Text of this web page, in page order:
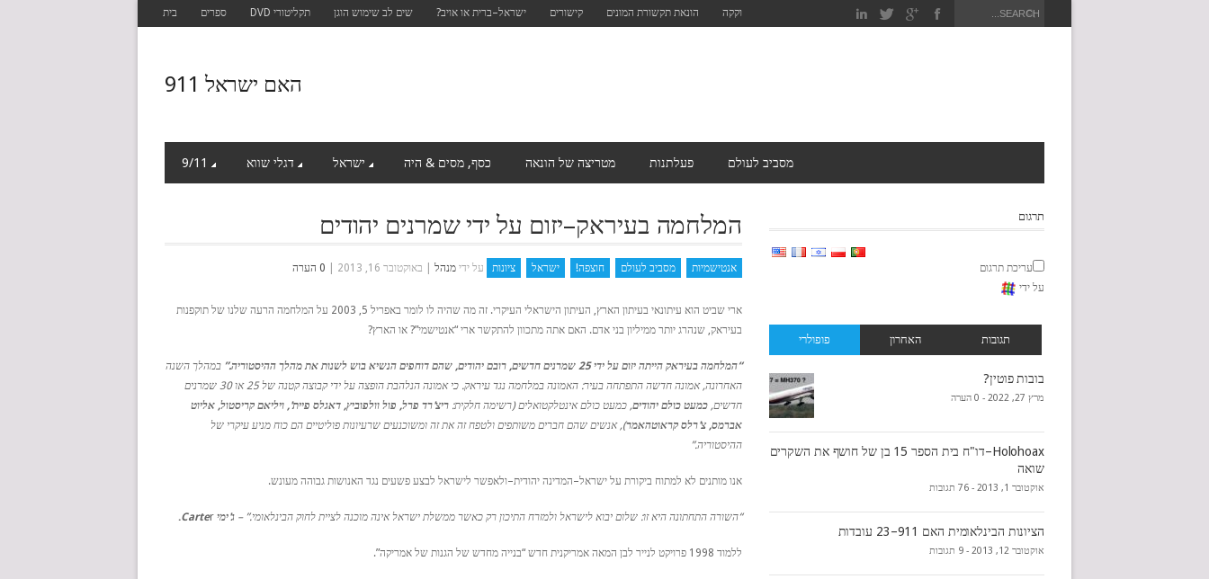
בית ספרים תקליטורי DVD שים לב שימוש הוגן ישראל–ברית או אויב? קישורים הונאת תקשורת המונים וקקה
האם ישראל 911
9/11 דגלי שווא ישראל כסף, מסים & היה מטריצה ​​של הונאה פעלתנות מסביב לעולם
המלחמה בעיראק–יזום על ידי שמרנים יהודים
על ידי מנהל באוקטובר 16, 2013 0 הערה אנטישמיות מסביב לעולם חוצפה! ישראל ציונות
ארי שביט הוא עיתונאי בעיתון הארץ, העיתון הישראלי העיקרי. זה מה שהיה לו לומר באפריל 5, 2003 על המלחמה הרעה שלנו של תוקפנות
בעיראק, שנהרג יותר ממיליון בני אדם. האם אתה מתכוון להתקשר ארי “אנטישמי”? או הארץ?
“המלחמה בעיראק הייתה יזום על ידי 25 שמרנים חדשים, רובם יהודים, שהם דוחפים הנשיא בוש לשנות את מהלך ההיסטוריה.”
במהלך השנה
האחרונה, אמונה חדשה התפתחה בעיר: האמונה במלחמה נגד עיראק. כי אמונה הנלהבת הופצה על ידי קבוצה קטנה של 25 או 30 שמרנים
חדשים, כמעט כולם יהודים, כמעט כולם אינטלקטואלים (רשימה חלקית: ריצ'רד פרל, פול וולפוביץ, דאגלס פיית', ויליאם קריסטול, אליוט
אברמס, צ'רלס קראוטהאמר), אנשים שהם חברים משותפים ולטפח זה את זה ומשוכנעים שרעיונות פוליטיים הם כוח מניע עיקרי של
ההיסטוריה.”
אנו מותנים לא למתוח ביקורת על ישראל–המדינה יהודית–ולאפשר לישראל לבצע פשעים נגד האנושות גבוהה מעונש.
“השורה התחתונה היא זו: שלום יבוא לישראל ולמזרח התיכון רק כאשר ממשלת ישראל אינה מוכנה לציית לחוק הבינלאומי.” – ג'ימי Carte r
.
ללמוד 1998 פרויקט לנייר לבן המאה אמריקנית חדש “בנייה מחדש של הגנות של אמריקה”.
תרגום
עריכת תרגום
על ידי
פופולרי האחרון תגובות
בובות פוטין?
מרץ 27, 2022 - 0 הערה
Holohoax–דו"ח בית הספר 15 בן של חושף את השקרים
שואה
אוקטובר 1, 2013 - 76 תגובות
הציונות הבינלאומית האם 911–23 עובדות
אוקטובר 12, 2013 - 9 תגובות